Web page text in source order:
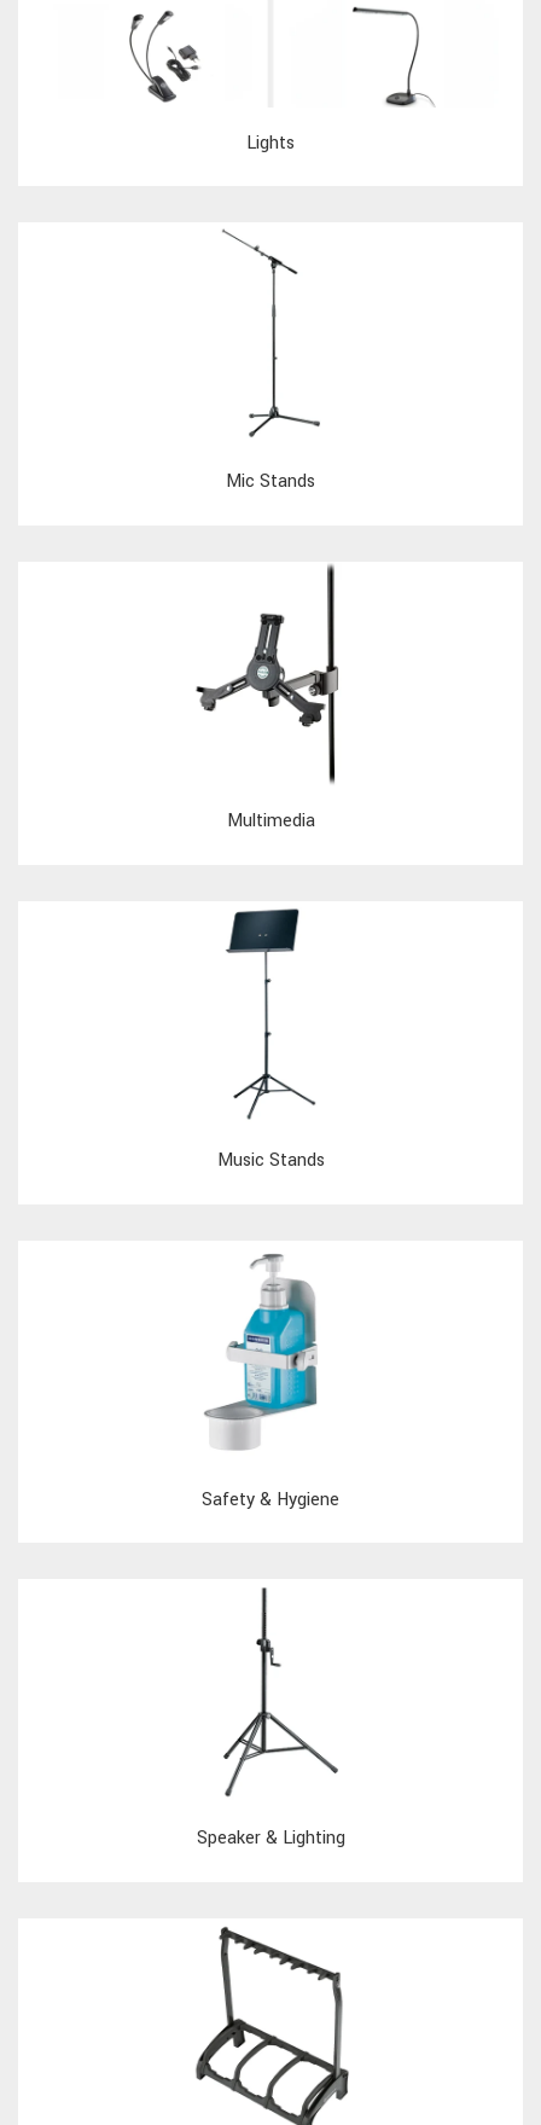
Lights
Mic Stands
Multimedia
Music Stands
Safety & Hygiene
Speaker & Lighting